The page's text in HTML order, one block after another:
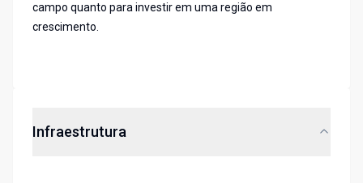
campo quanto para investir em uma região em
crescimento.
Infraestrutura